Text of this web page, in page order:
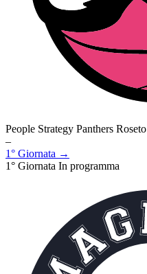
People Strategy Panthers Roseto
–
1° Giornata →
1° Giornata In programma